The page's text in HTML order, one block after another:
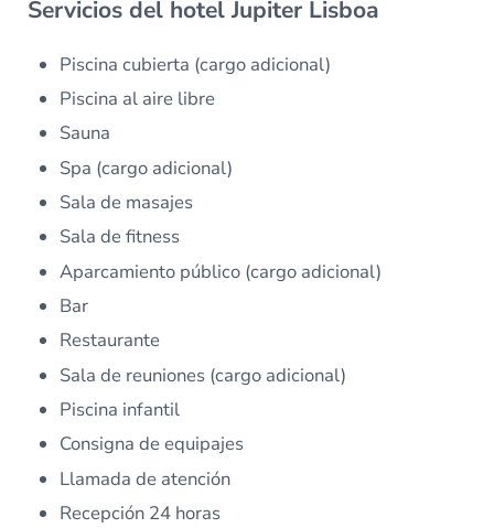
Servicios del hotel Jupiter Lisboa
Piscina cubierta (cargo adicional)
Piscina al aire libre
Sauna
Spa (cargo adicional)
Sala de masajes
Sala de fitness
Aparcamiento público (cargo adicional)
Bar
Restaurante
Sala de reuniones (cargo adicional)
Piscina infantil
Consigna de equipajes
Llamada de atención
Recepción 24 horas